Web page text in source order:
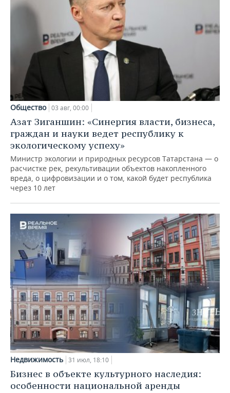
Общество 03 авг, 00:00
Азат Зиганшин: «Синергия власти, бизнеса,
граждан и науки ведет республику к
экологическому успеху»
Министр экологии и природных ресурсов Татарстана — о
расчистке рек, рекультивации объектов накопленного
вреда, о цифровизации и о том, какой будет республика
через 10 лет
Недвижимость 31 июл, 18:10
Бизнес в объекте культурного наследия:
особенности национальной аренды